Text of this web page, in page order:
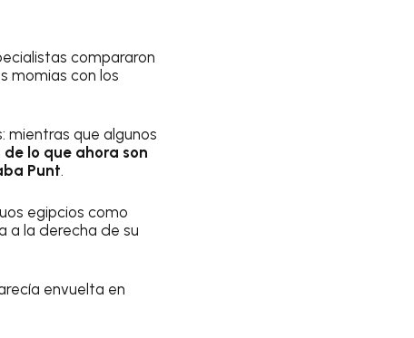
compararon
momias con los
mientras que algunos
lo que ahora son
Punt.
egipcios como
a la derecha de su
envuelta en